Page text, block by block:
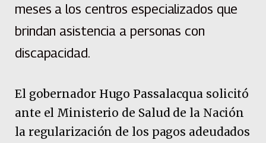
meses a los centros especializados que
brindan asistencia a personas con
discapacidad.
El gobernador Hugo Passalacqua solicitó
ante el Ministerio de Salud de la Nación
la regularización de los pagos adeudados